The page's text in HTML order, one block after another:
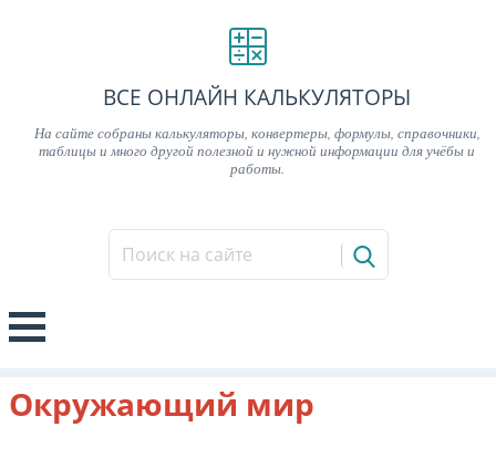
ВСЕ ОНЛАЙН КАЛЬКУЛЯТОРЫ
На сайте собраны калькуляторы, конвертеры, формулы, справочники,
таблицы и много другой полезной и нужной информации для учёбы и
работы.
Окружающий мир